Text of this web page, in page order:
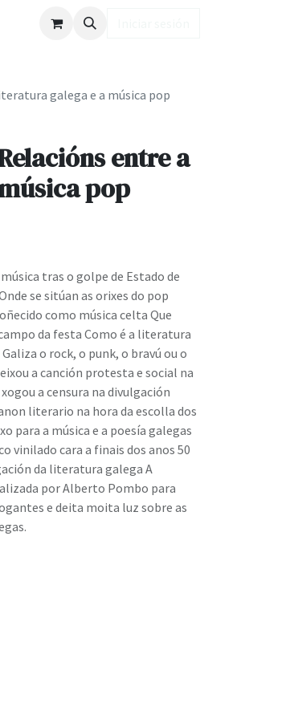
galega e a música pop
entre a
pop
tras o golpe de Estado de
se sitúan as orixes do pop
como música celta Que
da festa Como é a literatura
o rock, o punk, o bravú ou o
a canción protesta e social na
a censura na divulgación
literario na hora da escolla dos
para a música e a poesía galegas
vinilado cara a finais dos anos 50
da literatura galega A
por Alberto Pombo para
e deita moita luz sobre as